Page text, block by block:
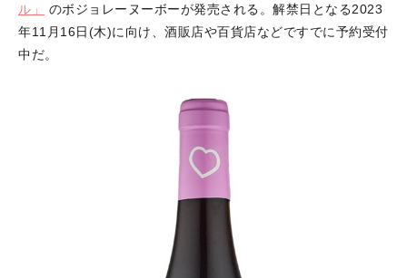
ル」
のボジョレーヌーボーが発売される。解禁日となる2023
年11月16日(木)に向け、酒販店や百貨店などですでに予約受付
中だ。